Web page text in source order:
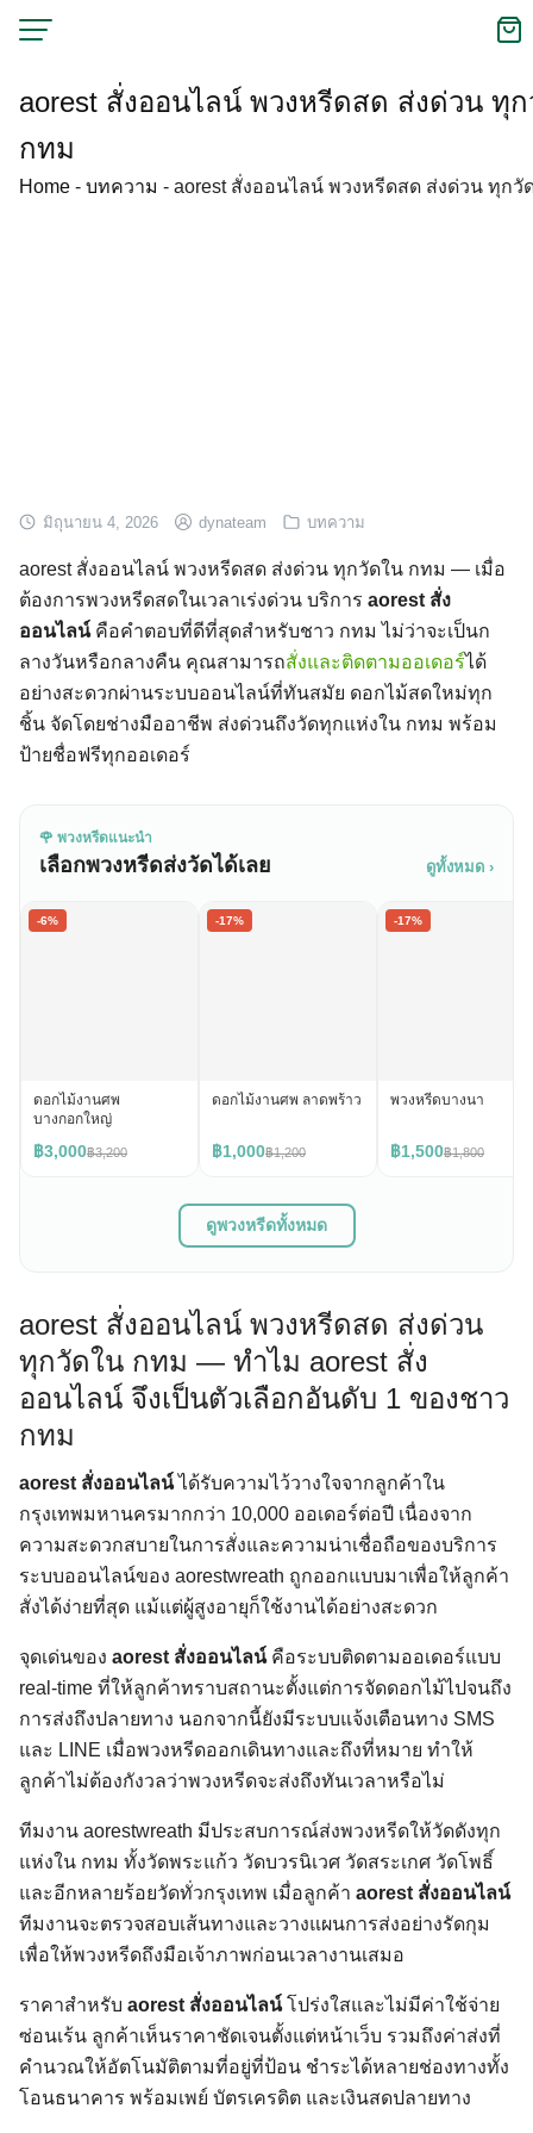
aorest สั่งออนไลน์ พวงหรีดสด ส่งด่วน ทุ
กทม
Home - บทความ - aorest สั่งออนไลน์ พวงหรีดสด ส่งด่วน ทุกวั
มิถุนายน 4, 2026 dynateam บทความ
aorest สั่งออนไลน์ พวงหรีดสด ส่งด่วน ทุกวัดใน กทม — เมื่อ
ต้องการพวงหรีดสดในเวลาเร่งด่วน บริการ aorest สั่ง
ออนไลน์คือคำตอบที่ดีที่สุดสำหรับชาว กทม ไม่ว่าจะเป็นก
ลางวันหรือกลางคืน คุณสามารถสั่งและติดตามออเดอร์ได้
อย่างสะดวกผ่านระบบออนไลน์ที่ทันสมัย ดอกไม้สดใหม่ทุก
ชิ้น จัดโดยช่างมืออาชีพ ส่งด่วนถึงวัดทุกแห่งใน กทม พร้อม
ป้ายชื่อฟรีทุกออเดอร์
🌹 พวงหรีดแนะนำ
เลือกพวงหรีดส่งวัดได้เลย ดูทั้งหมด ›
-6%
ดอกไม้งานศพ
บางกอกใหญ่
฿3,000฿3,200
-17%
ดอกไม้งานศพ ลาดพร้าว
฿1,000฿1,200
-17%
พวงหรีดบางนา
฿1,500฿1,800
ดูพวงหรีดทั้งหมด
aorest สั่งออนไลน์ พวงหรีดสด ส่งด่วน
ทุกวัดใน กทม — ทำไม aorest สั่ง
ออนไลน์ จึงเป็นตัวเลือกอันดับ 1 ของชาว
กทม
aorest สั่งออนไลน์ได้รับความไว้วางใจจากลูกค้าใน
กรุงเทพมหานครมากกว่า 10,000 ออเดอร์ต่อปี เนื่องจาก
ความสะดวกสบายในการสั่งและความน่าเชื่อถือของบริการ
ระบบออนไลน์ของ aorestwreath ถูกออกแบบมาเพื่อให้ลูกค้า
สั่งได้ง่ายที่สุด แม้แต่ผู้สูงอายุก็ใช้งานได้อย่างสะดวก
จุดเด่นของ aorest สั่งออนไลน์คือระบบติดตามออเดอร์แบบ
real-time ที่ให้ลูกค้าทราบสถานะตั้งแต่การจัดดอกไม้ไปจนถึง
การส่งถึงปลายทาง นอกจากนี้ยังมีระบบแจ้งเตือนทาง SMS
และ LINE เมื่อพวงหรีดออกเดินทางและถึงที่หมาย ทำให้
ลูกค้าไม่ต้องกังวลว่าพวงหรีดจะส่งถึงทันเวลาหรือไม่
ทีมงาน aorestwreath มีประสบการณ์ส่งพวงหรีดให้วัดดังทุก
แห่งใน กทม ทั้งวัดพระแก้ว วัดบวรนิเวศ วัดสระเกศ วัดโพธิ์
และอีกหลายร้อยวัดทั่วกรุงเทพ เมื่อลูกค้า aorest สั่งออนไลน์
ทีมงานจะตรวจสอบเส้นทางและวางแผนการส่งอย่างรัดกุม
เพื่อให้พวงหรีดถึงมือเจ้าภาพก่อนเวลางานเสมอ
ราคาสำหรับ aorest สั่งออนไลน์โปร่งใสและไม่มีค่าใช้จ่าย
ซ่อนเร้น ลูกค้าเห็นราคาชัดเจนตั้งแต่หน้าเว็บ รวมถึงค่าส่งที่
คำนวณให้อัตโนมัติตามที่อยู่ที่ป้อน ชำระได้หลายช่องทางทั้ง
โอนธนาคาร พร้อมเพย์ บัตรเครดิต และเงินสดปลายทาง